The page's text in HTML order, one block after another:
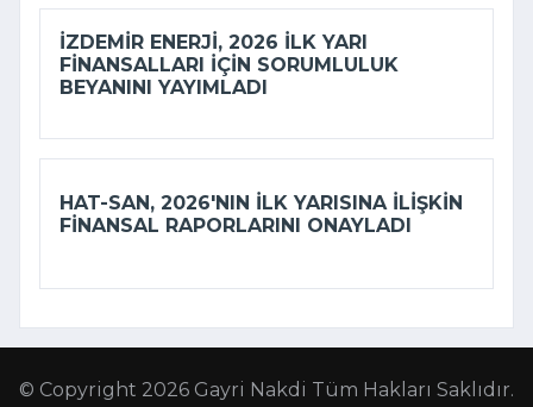
İZDEMİR ENERJI, 2026 ILK YARI
FINANSALLARI IÇIN SORUMLULUK
BEYANINI YAYIMLADI
HAT-SAN, 2026'NIN ILK YARISINA ILIŞKIN
FINANSAL RAPORLARINI ONAYLADI
© Copyright 2026 Gayri Nakdi Tüm Hakları Saklıdır.